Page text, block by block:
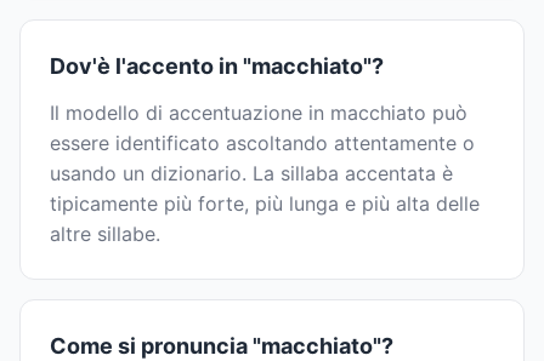
Dov'è l'accento in "macchiato"?
Il modello di accentuazione in macchiato può
essere identificato ascoltando attentamente o
usando un dizionario. La sillaba accentata è
tipicamente più forte, più lunga e più alta delle
altre sillabe.
Come si pronuncia "macchiato"?